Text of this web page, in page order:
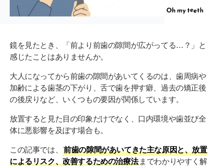
鏡を見たとき、「前より前歯の隙間が広がってる…？」と
感じたことはありませんか。
大人になってから前歯の隙間があいてくるのは、歯周病や
加齢による歯茎の下がり、舌で歯を押す癖、過去の矯正後
の後戻りなど、いくつもの要因が関係しています。
放置すると見た目の印象だけでなく、口内環境や歯並び全
体に悪影響を及ぼす場合も。
この記事では、
前歯の隙間があいてきた主な原因と、放置
によるリスク、改善するための治療法 までわかりやすく解